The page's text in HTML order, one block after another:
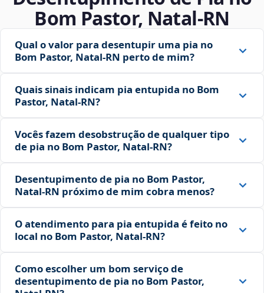
Bom Pastor, Natal‑RN
Qual o valor para desentupir uma pia no
Bom Pastor, Natal‑RN perto de mim?
Quais sinais indicam pia entupida no Bom
Pastor, Natal‑RN?
Vocês fazem desobstrução de qualquer tipo
de pia no Bom Pastor, Natal‑RN?
Desentupimento de pia no Bom Pastor,
Natal‑RN próximo de mim cobra menos?
O atendimento para pia entupida é feito no
local no Bom Pastor, Natal‑RN?
Como escolher um bom serviço de
desentupimento de pia no Bom Pastor,